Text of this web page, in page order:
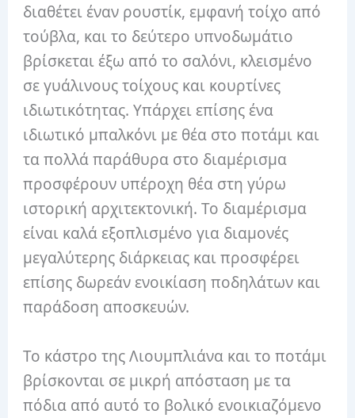
διαθέτει έναν ρουστίκ, εμφανή τοίχο από
τούβλα, και το δεύτερο υπνοδωμάτιο
βρίσκεται έξω από το σαλόνι, κλεισμένο
σε γυάλινους τοίχους και κουρτίνες
ιδιωτικότητας. Υπάρχει επίσης ένα
ιδιωτικό μπαλκόνι με θέα στο ποτάμι και
τα πολλά παράθυρα στο διαμέρισμα
προσφέρουν υπέροχη θέα στη γύρω
ιστορική αρχιτεκτονική. Το διαμέρισμα
είναι καλά εξοπλισμένο για διαμονές
μεγαλύτερης διάρκειας και προσφέρει
επίσης δωρεάν ενοικίαση ποδηλάτων και
παράδοση αποσκευών.
Το κάστρο της Λιουμπλιάνα και το ποτάμι
βρίσκονται σε μικρή απόσταση με τα
πόδια από αυτό το βολικό ενοικιαζόμενο